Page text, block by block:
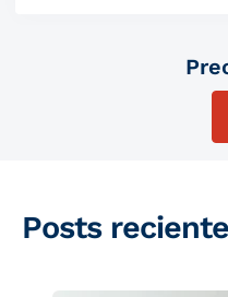
Productos
Posts